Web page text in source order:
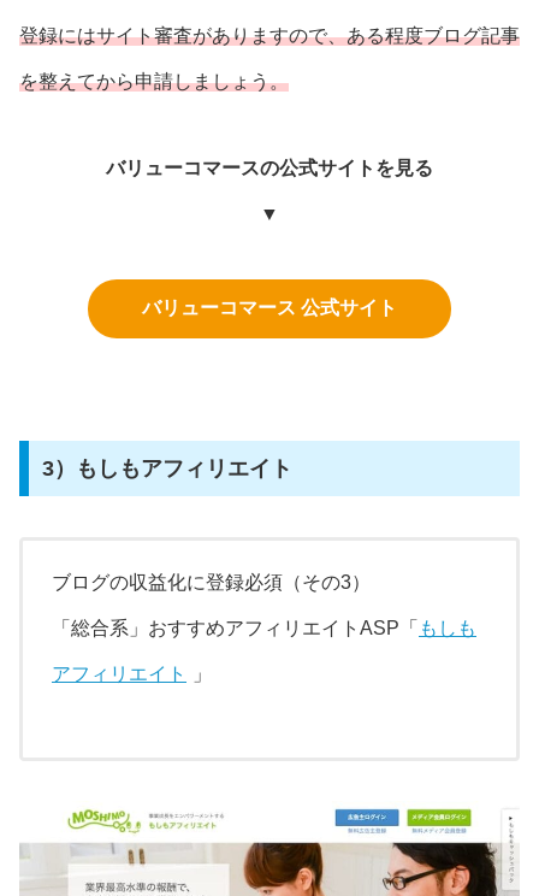
登録にはサイト審査がありますので、ある程度ブログ記事
を整えてから申請しましょう。
バリューコマースの公式サイトを見る
▼
バリューコマース 公式サイト
3）もしもアフィリエイト
ブログの収益化に登録必須（その3）
「総合系」おすすめアフィリエイトASP「 もしも
アフィリエイト 」